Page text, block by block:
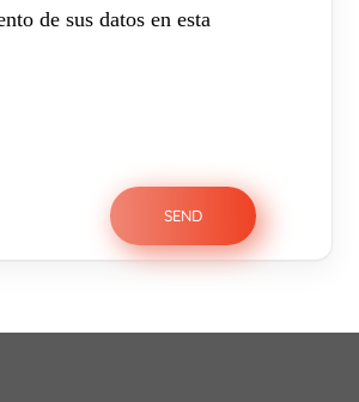
de sus datos en esta